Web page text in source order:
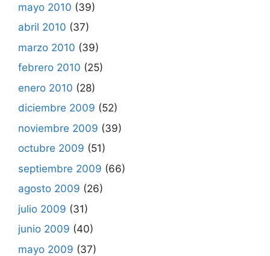
mayo 2010 (39)
abril 2010 (37)
marzo 2010 (39)
febrero 2010 (25)
enero 2010 (28)
diciembre 2009 (52)
noviembre 2009 (39)
octubre 2009 (51)
septiembre 2009 (66)
agosto 2009 (26)
julio 2009 (31)
junio 2009 (40)
mayo 2009 (37)